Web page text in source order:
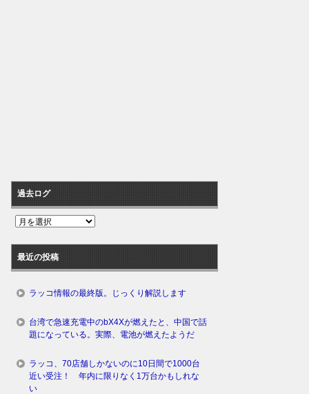
過去ログ
過
ロ
グ
最近の投稿
ラッコ情報の最終版。じっくり解説します
台湾で急速充電中のbX4Xが燃えたと、中国で話
題になっている。実際、電池が燃えたようだ
ラッコ、70店舗しかないのに10日間で1000台
近い受注！ 年内に限りなく1万台かもしれな
い